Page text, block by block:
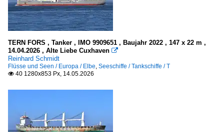
TERN FORS , Tanker , IMO 9909651 , Baujahr 2022 , 147 x 22 m ,
14.04.2026 , Alte Liebe Cuxhaven 
Reinhard Schmidt
Flüsse und Seen / Europa / Elbe, Seeschiffe / Tankschiffe / T
 40 1280x853 Px, 14.05.2026